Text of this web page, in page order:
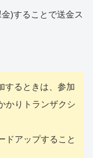
)することで送金ス
するときは、参加
かりトランザクシ
ドアップすること